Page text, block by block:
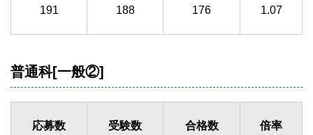
191 188 176 1.07
普通科[一般②]
応募数 受験数 合格数 倍率